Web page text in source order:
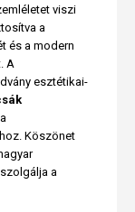
viszi
a
és a modern
A
esztétikai-
Köszönet
a